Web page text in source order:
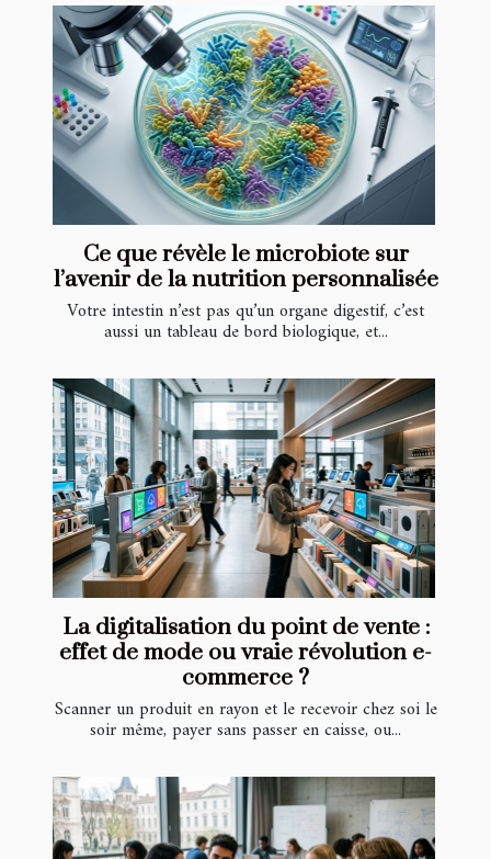
Ce que révèle le microbiote sur
l’avenir de la nutrition personnalisée
Votre intestin n’est pas qu’un organe digestif, c’est
aussi un tableau de bord biologique, et...
La digitalisation du point de vente :
effet de mode ou vraie révolution e-
commerce ?
Scanner un produit en rayon et le recevoir chez soi le
soir même, payer sans passer en caisse, ou...